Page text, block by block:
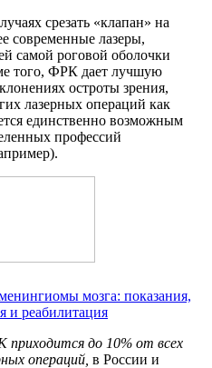
срезать «клапан» на
современные лазеры,
самой роговой оболочки
того, ФРК дает лучшую
остроты зрения,
лазерных операций как
единственно возможным
профессий
мозга: показания,
и реабилитация
приходится до 10% от всех
операций, в России и